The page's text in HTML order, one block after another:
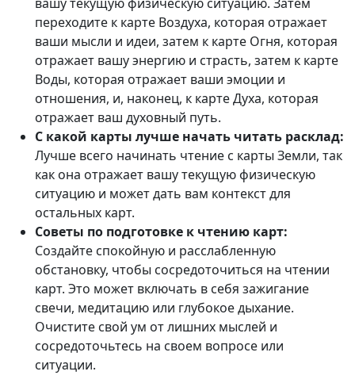
переходите к карте Воздуха, которая отражает
ваши мысли и идеи, затем к карте Огня, которая
отражает вашу энергию и страсть, затем к карте
Воды, которая отражает ваши эмоции и
отношения, и, наконец, к карте Духа, которая
отражает ваш духовный путь.
С какой карты лучше начать читать расклад:
Лучше всего начинать чтение с карты Земли, так
как она отражает вашу текущую физическую
ситуацию и может дать вам контекст для
остальных карт.
Советы по подготовке к чтению карт:
Создайте спокойную и расслабленную
обстановку, чтобы сосредоточиться на чтении
карт. Это может включать в себя зажигание
свечи, медитацию или глубокое дыхание.
Очистите свой ум от лишних мыслей и
сосредоточьтесь на своем вопросе или
ситуации.